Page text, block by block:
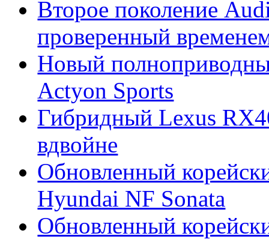
Второе поколение
проверенный
Новый
Actyon Sports
Гибридный Lexus
вдвойне
Обновленный
Hyundai NF Sonata
Обновленный